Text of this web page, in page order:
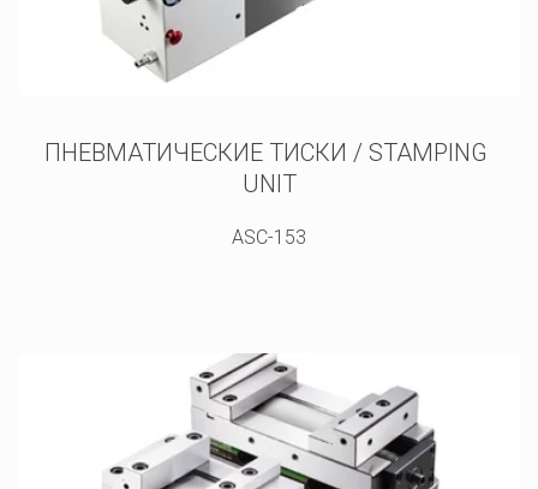
ПНЕВМАТИЧЕСКИЕ ТИСКИ / STAMPING
UNIT
ASC-153